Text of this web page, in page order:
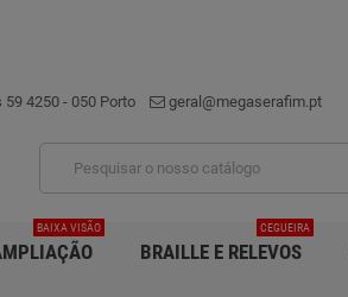
59 4250 - 050 Porto geral@megaserafim.pt
BAIXA VISÃO
BRAILLE E RELEVOS
CEGUEIRA